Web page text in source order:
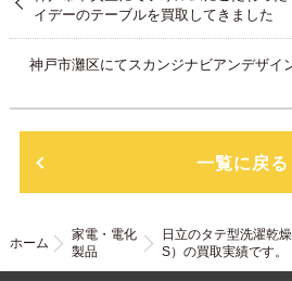
イデーのテーブルを買取してきました
神戸市灘区にてスカンジナビアンデザイ
一覧に戻る
ホーム
家電・電化
製品
日立のタテ型洗濯乾
S）の買取実績です。